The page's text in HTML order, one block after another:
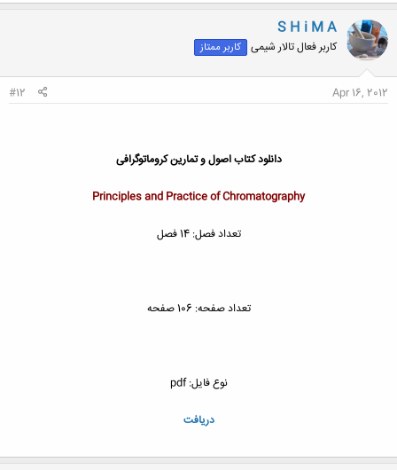
S H i M A
کاربر فعال تالار شیمی کاربر ممتاز
Apr 16, 2012
#12
دانلود کتاب اصول و تمارین کروماتوگرافی
Principles and Practice of Chromatography
تعداد فصل: 14 فصل
تعداد صفحه: 106 صفحه
نوع فایل: pdf
دریافت